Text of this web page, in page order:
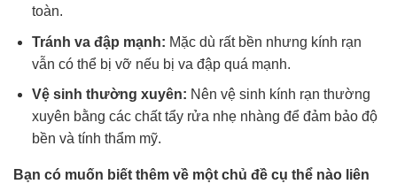
toàn.
Tránh va đập mạnh: Mặc dù rất bền nhưng kính rạn
vẫn có thể bị vỡ nếu bị va đập quá mạnh.
Vệ sinh thường xuyên: Nên vệ sinh kính rạn thường
xuyên bằng các chất tẩy rửa nhẹ nhàng để đảm bảo độ
bền và tính thẩm mỹ.
Bạn có muốn biết thêm về một chủ đề cụ thể nào liên